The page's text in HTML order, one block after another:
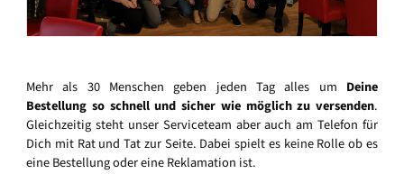
Mehr als 30 Menschen geben jeden Tag alles um Deine
Bestellung so schnell und sicher wie möglich zu versenden.
Gleichzeitig steht unser Serviceteam aber auch am Telefon für
Dich mit Rat und Tat zur Seite. Dabei spielt es keine Rolle ob es
eine Bestellung oder eine Reklamation ist.